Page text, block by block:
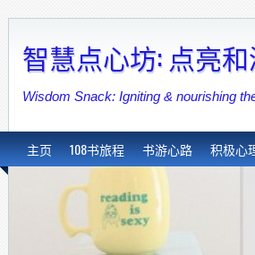
智慧点心坊: 点亮和
Wisdom Snack: Igniting & nourishing
主页 108书旅程 书游心路 积极心